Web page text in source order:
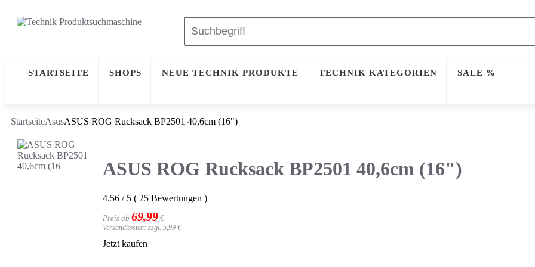
STARTSEITE SHOPS NEUE TECHNIK PRODUKTE TECHNIK KATEGORIEN SALE %
StartseiteAsusASUS ROG Rucksack BP2501 40,6cm (16")
ASUS ROG Rucksack BP2501 40,6cm (16")
4.56 / 5 ( 25 Bewertungen )
Preis ab 69,99 €
Versandkosten: zzgl. 5,99 €
Jetzt kaufen